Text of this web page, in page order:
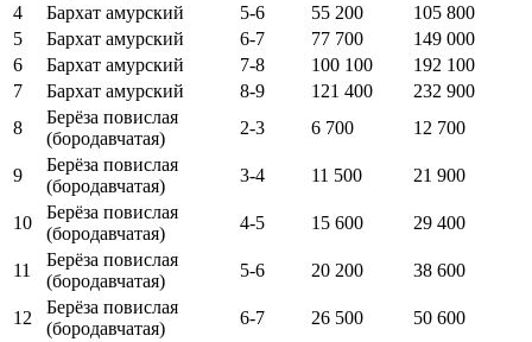
4
Бархат амурский 5-6 55 200
105 800
5
Бархат амурский 6-7 77 700
149 000
6
Бархат амурский 7-8 100 100
192 100
7
Бархат амурский 8-9 121 400
232 900
8
Берёза повислая
(бородавчатая)
2-3 6 700 12 700
9
Берёза повислая
(бородавчатая)
3-4 11 500 21 900
10
Берёза повислая
(бородавчатая)
4-5 15 600 29 400
11
Берёза повислая
(бородавчатая)
5-6 20 200 38 600
12
Берёза повислая
(бородавчатая)
6-7 26 500 50 600